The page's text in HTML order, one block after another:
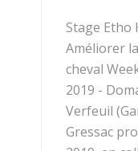
Stage Etho
Améliorer
cheval
2019 -
Verfeuil
Gressac